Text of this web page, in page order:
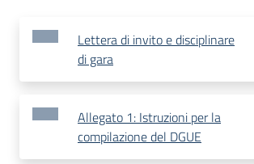
Lettera di invito e disciplinare
di gara
Allegato 1: Istruzioni per la
compilazione del DGUE